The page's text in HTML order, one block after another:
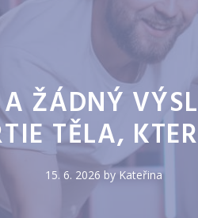
ŽÁDNÝ
TĚLA,
15. 6. 2026 by Kateřina